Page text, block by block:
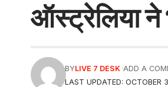
ऑस्ट्रेलिया ने
LAST UPDATED: OCTOBER
BYLIVE 7 DESK ADD A